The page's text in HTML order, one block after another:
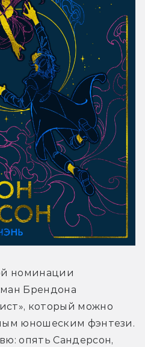
номинации
Брендона
который можно
юношеским фэнтези.
опять Сандерсон,